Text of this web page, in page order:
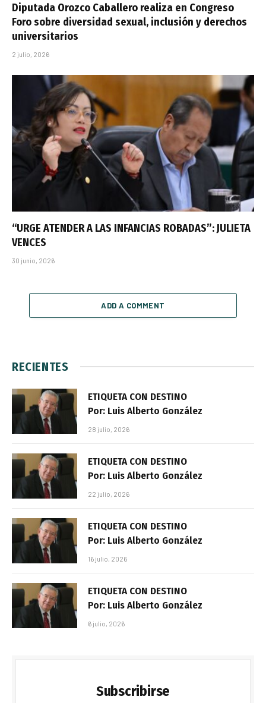
Diputada Orozco Caballero realiza en Congreso
Foro sobre diversidad sexual, inclusión y derechos
universitarios
2 julio, 2026
“URGE ATENDER A LAS INFANCIAS ROBADAS”: JULIETA
VENCES
30 junio, 2026
ADD A COMMENT
RECIENTES
ETIQUETA CON DESTINO
Por: Luis Alberto González
28 julio, 2026
ETIQUETA CON DESTINO
Por: Luis Alberto González
22 julio, 2026
ETIQUETA CON DESTINO
Por: Luis Alberto González
16 julio, 2026
ETIQUETA CON DESTINO
Por: Luis Alberto González
6 julio, 2026
Subscribirse